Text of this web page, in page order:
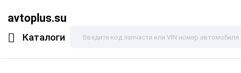
avtoplus.su
Каталоги